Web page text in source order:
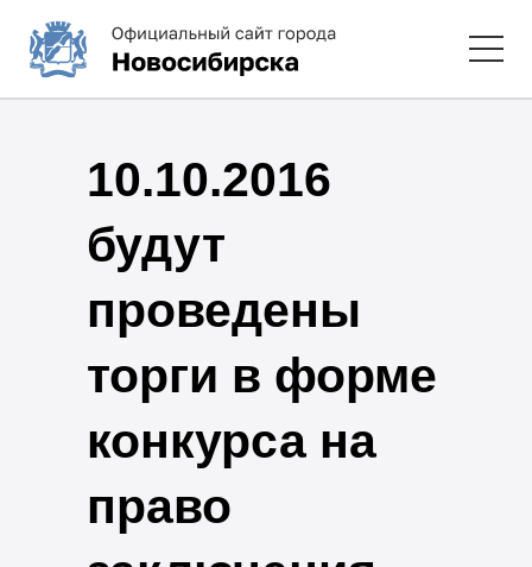
10.10.2016
будут
проведены
торги в форме
конкурса на
право